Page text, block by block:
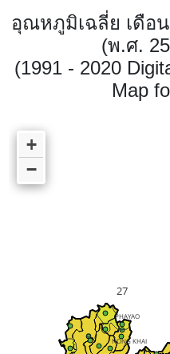
อุณหภูมิเฉลี่ย เดือ
(พ.ศ.
(1991 - 2020
Map